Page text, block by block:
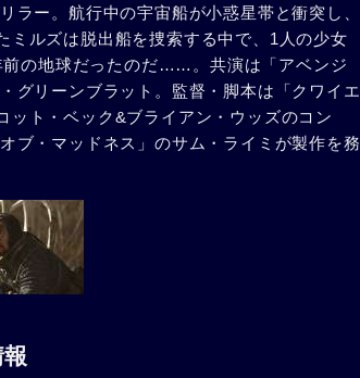
ラー。航行中の宇宙船が小惑星帯と衝突し、
ミルズは脱出船を捜索する中で、1人の少女
前の地球だったのだ……。共演は「アベンジ
グリーンブラット。監督・脚本は「クワイエ
ット・ベック&ブライアン・ウッズのコン
ブ・マッドネス」のサム・ライミが製作を務